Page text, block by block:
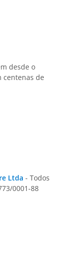
desde o
de
Ltda - Todos
0001-88